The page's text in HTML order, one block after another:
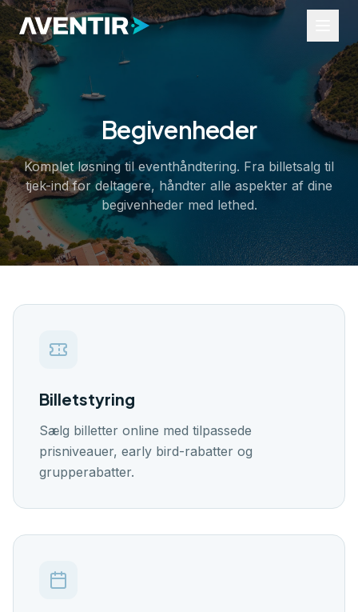
Ture og aktiviteter
Begivenheder
Udlejning
Transport
Erhvervsservice
Ressourcer
Brancheindsigt
Kom i gang
Begivenheder
Komplet løsning til eventhåndtering. Fra billetsalg til
tjek-ind for deltagere, håndter alle aspekter af dine
begivenheder med lethed.
Billetstyring
Sælg billetter online med tilpassede
prisniveauer, early bird-rabatter og
grupperabatter.